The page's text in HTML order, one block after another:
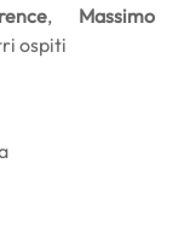
, Massimo
ospiti